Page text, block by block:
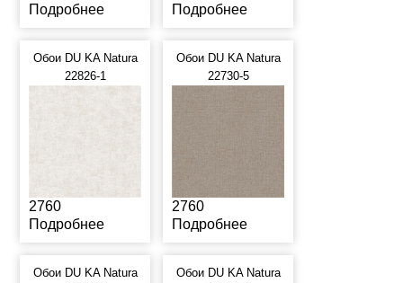
Подробнее
Подробнее
Обои DU KA Natura
22826-1
2760
Подробнее
Обои DU KA Natura
22730-5
2760
Подробнее
Обои DU KA Natura
Обои DU KA Natura